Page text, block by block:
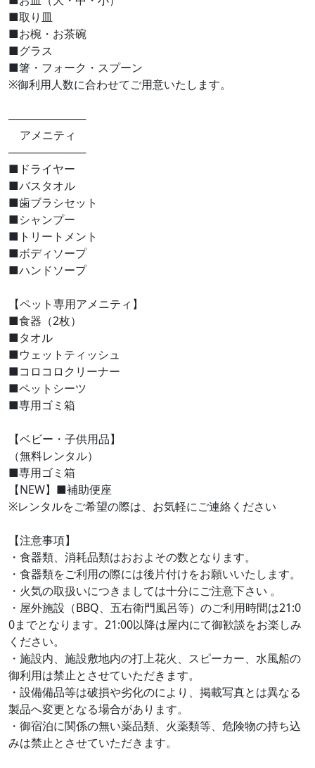
■取り皿
■お椀・お茶碗
■グラス
■箸・フォーク・スプーン
※御利用人数に合わせてご用意いたします。
──────────
アメニティ
──────────
■ドライヤー
■バスタオル
■歯ブラシセット
■シャンプー
■トリートメント
■ボディソープ
■ハンドソープ
【ペット専用アメニティ】
■食器（2枚）
■タオル
■ウェットティッシュ
■コロコロクリーナー
■ペットシーツ
■専用ゴミ箱
【ベビー・子供用品】
（無料レンタル）
■専用ゴミ箱
【NEW】■補助便座
※レンタルをご希望の際は、お気軽にご連絡ください
【注意事項】
・食器類、消耗品類はおおよその数となります。
・食器類をご利用の際には後片付けをお願いいたします。
・火気の取扱いにつきましては十分にご注意下さい 。
・屋外施設（BBQ、五右衛門風呂等）のご利用時間は21:0
0までとなります。21:00以降は屋内にて御歓談をお楽しみ
ください。
・施設内、施設敷地内の打上花火、スピーカー、水風船の
御利用は禁止とさせていただきます。
・設備備品等は破損や劣化のにより、掲載写真とは異なる
製品へ変更となる場合があります。
・御宿泊に関係の無い薬品類、火薬類等、危険物の持ち込
みは禁止とさせていただきます。